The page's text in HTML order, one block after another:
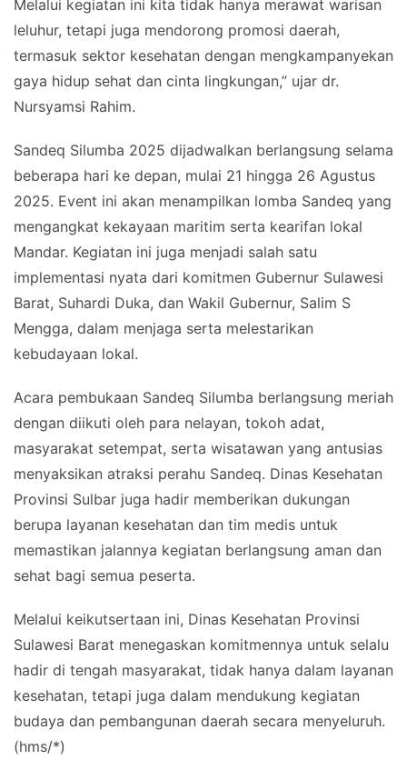
Melalui kegiatan ini kita tidak hanya merawat warisan
leluhur, tetapi juga mendorong promosi daerah,
termasuk sektor kesehatan dengan mengkampanyekan
gaya hidup sehat dan cinta lingkungan,” ujar dr.
Nursyamsi Rahim.
Sandeq Silumba 2025 dijadwalkan berlangsung selama
beberapa hari ke depan, mulai 21 hingga 26 Agustus
2025. Event ini akan menampilkan lomba Sandeq yang
mengangkat kekayaan maritim serta kearifan lokal
Mandar. Kegiatan ini juga menjadi salah satu
implementasi nyata dari komitmen Gubernur Sulawesi
Barat, Suhardi Duka, dan Wakil Gubernur, Salim S
Mengga, dalam menjaga serta melestarikan
kebudayaan lokal.
Acara pembukaan Sandeq Silumba berlangsung meriah
dengan diikuti oleh para nelayan, tokoh adat,
masyarakat setempat, serta wisatawan yang antusias
menyaksikan atraksi perahu Sandeq. Dinas Kesehatan
Provinsi Sulbar juga hadir memberikan dukungan
berupa layanan kesehatan dan tim medis untuk
memastikan jalannya kegiatan berlangsung aman dan
sehat bagi semua peserta.
Melalui keikutsertaan ini, Dinas Kesehatan Provinsi
Sulawesi Barat menegaskan komitmennya untuk selalu
hadir di tengah masyarakat, tidak hanya dalam layanan
kesehatan, tetapi juga dalam mendukung kegiatan
budaya dan pembangunan daerah secara menyeluruh.
(hms/*)